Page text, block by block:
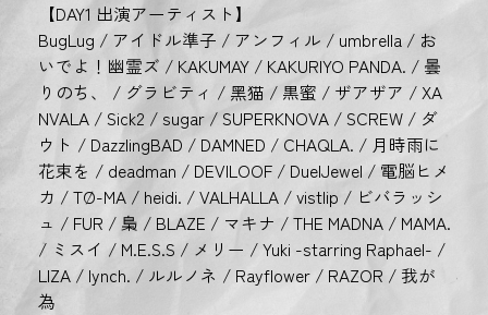
【DAY1 出演アーティスト】
BugLug / アイドル準子 / アンフィル / umbrella / お
いでよ！幽霊ズ / KAKUMAY / KAKURIYO PANDA. / 曇
りのち、 / グラビティ / 黑猫 / 黒蜜 / ザアザア / XA
NVALA / Sick2 / sugar / SUPERKNOVA / SCREW / ダ
ウト / DazzlingBAD / DAMNED / CHAQLA. / 月時雨に
花束を / deadman / DEVILOOF / DuelJewel / 電脳ヒメ
カ / TØ-MA / heidi. / VALHALLA / vistlip / ビバラッシ
ュ / FUR / 梟 / BLAZE / マキナ / THE MADNA / MAMA.
/ ミスイ / M.E.S.S / メリー / Yuki -starring Raphael- /
LIZA / lynch. / ルルノネ / Rayflower / RAZOR / 我が
為